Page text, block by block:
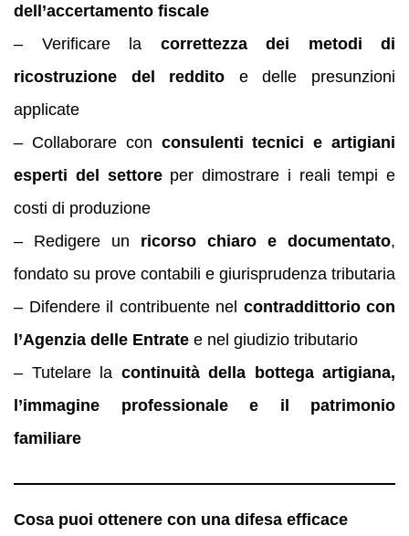
dell’accertamento fiscale
– Verificare la correttezza dei metodi di
ricostruzione del reddito e delle presunzioni
applicate
– Collaborare con consulenti tecnici e artigiani
esperti del settoreper dimostrare i reali tempi e
costi di produzione
– Redigere un ricorso chiaro e documentato,
fondato su prove contabili e giurisprudenza tributaria
– Difendere il contribuente nel contraddittorio con
l’Agenzia delle Entrate e nel giudizio tributario
– Tutelare la continuità della bottega artigiana,
l’immagine professionale e il patrimonio
familiare
Cosa puoi ottenere con una difesa efficace